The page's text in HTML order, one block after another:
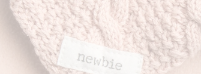
Sujuva maksaminen Klarnalla Ilmaiset